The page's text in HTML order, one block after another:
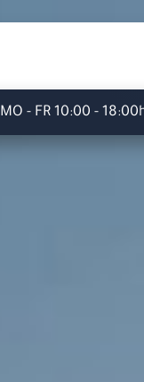
MO - FR 10:00 -